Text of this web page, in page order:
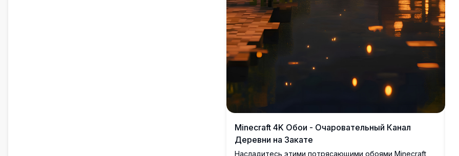
Minecraft 4K Обои - Очаровательный Канал
Деревни на Закате
Насладитесь этими потрясающими обоями Minecraft